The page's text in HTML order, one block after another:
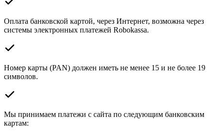
Оплата банковской картой, через Интернет, возможна через
системы электронных платежей Robokassa.
Номер карты (PAN) должен иметь не менее 15 и не более 19
символов.
Мы принимаем платежи с сайта по следующим банковским
картам: